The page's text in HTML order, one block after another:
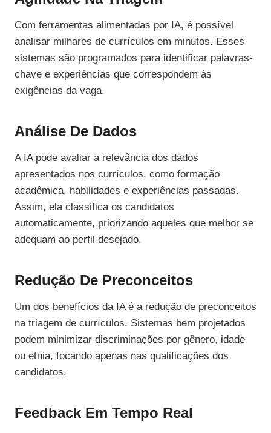
Com ferramentas alimentadas por IA, é possível
analisar milhares de currículos em minutos. Esses
sistemas são programados para identificar palavras-
chave e experiências que correspondem às
exigências da vaga.
Análise De Dados
A IA pode avaliar a relevância dos dados
apresentados nos currículos, como formação
acadêmica, habilidades e experiências passadas.
Assim, ela classifica os candidatos
automaticamente, priorizando aqueles que melhor se
adequam ao perfil desejado.
Redução De Preconceitos
Um dos benefícios da IA é a redução de preconceitos
na triagem de currículos. Sistemas bem projetados
podem minimizar discriminações por gênero, idade
ou etnia, focando apenas nas qualificações dos
candidatos.
Feedback Em Tempo Real